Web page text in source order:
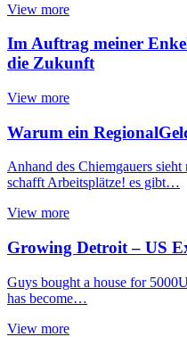
View more
Im Auftrag meiner
die Zukunft
View more
Warum ein
Anhand des Chiemgauers
schafft Arbeitsplätze! es gibt…
View more
Growing Detroit – US
Guys bought a house for
has become…
View more